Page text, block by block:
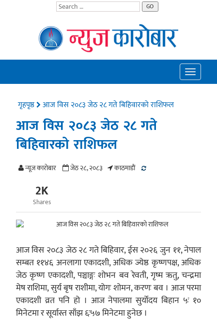
GO
Toggle
गृहपृष्ठ आज विस २०८३ जेठ २८ गते बिहिवारको राशिफल
आज विस २०८३ जेठ २८ गते
बिहिवारको राशिफल
न्यूज काराेबार जेठ २८, २०८३ काठमाडाैं
2K
Shares
आज विस २०८३ जेठ २८ गते बिहिवार, ईस २०२६ जुन ११, नेपाल
सम्बत ११४६ अनलागा एकादशी, अधिक ज्येष्ठ कृष्णपक्ष, अधिक
जेठ कृष्ण एकादशी, पञ्चाङ्गः शोभन बव रेवती, गृष्म ऋतु, चन्द्रमा
मेष राशिमा, सुर्य बृष राशीमा, योगः शोमन, करणः बव । आज परमा
एकादशी व्रत पनि हो । आज नेपालमा सुर्योदय बिहान ५ः १०
मिनेटमा र सूर्यास्त साँझ ६ः५७ मिनेटमा हुनेछ ।